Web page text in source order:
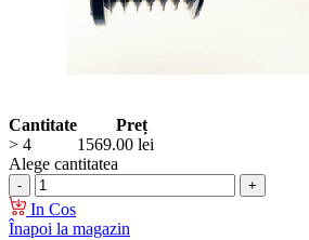
Cantitate
Preț
> 4
1569.00 lei
Alege cantitatea
In Cos
Înapoi la magazin